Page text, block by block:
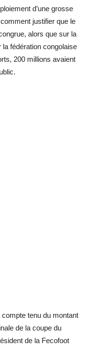
d’une grosse
justifier que le
alors que sur la
la fédération congolaise
200 millions avaient
tenu du montant
de la coupe du
de la Fecofoot